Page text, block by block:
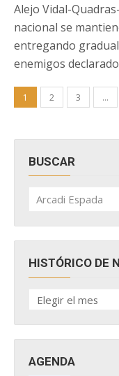
Alejo Vidal-
nacional se
entregando
enemigos
Paginación
de
1 2 3 …
BUSCAR
por:
HISTÓRICO DE
HISTÓRICO
DE
AGENDA